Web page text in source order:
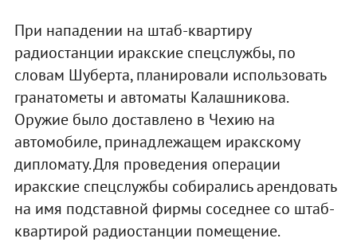
При нападении на штаб-квартиру
радиостанции иракские спецслужбы, по
словам Шуберта, планировали использовать
гранатометы и автоматы Калашникова.
Оружие было доставлено в Чехию на
автомобиле, принадлежащем иракскому
дипломату. Для проведения операции
иракские спецслужбы собирались арендовать
на имя подставной фирмы соседнее со штаб-
квартирой радиостанции помещение.